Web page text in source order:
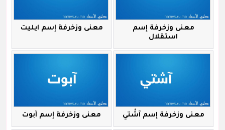
معنى وزخرفة إسم
استقلال
معنى وزخرفة إسم ايليت
معنى وزخرفة إسم آشْتي معنى وزخرفة إسم آبوت